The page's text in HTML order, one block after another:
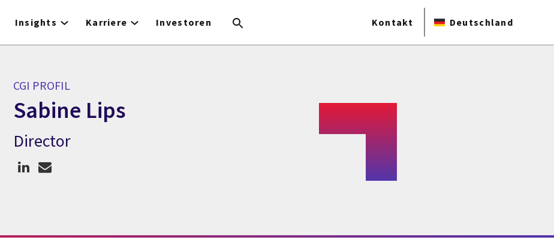
Insights Karriere Investoren Kontakt Deutschland
CGI PROFIL
Sabine Lips
CGI Profil Sabine Lips
Director